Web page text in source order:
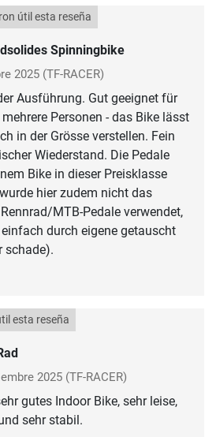
Spinningbike
útil esta reseña
2025 (TF-RACER)
Ausführung. Gut geeignet für
Personen - das Bike lässt
in der Grösse verstellen. Fein
Wiederstand. Die Pedale
Bike in dieser Preisklasse
hier zudem nicht das
MTB-Pedale verwendet,
durch eigene getauscht
schade).
esta reseña
2025 (TF-RACER)
gutes Indoor Bike, sehr leise,
sehr stabil.